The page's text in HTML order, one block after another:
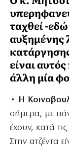
ταχθεί -
αυξημένης
είναι
άλλη μία
• Η
σήμερα, με
έχουν, κατά
Στην ατζέντα